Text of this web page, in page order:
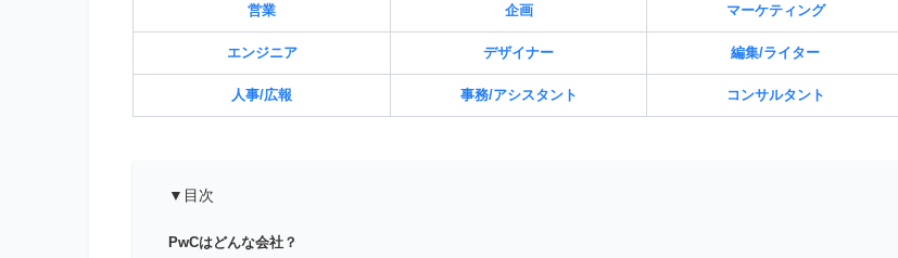
営業 企画 マーケティング
エンジニア デザイナー 編集/ライター
人事/広報 事務/アシスタント コンサルタント
▼目次
PwCはどんな会社？